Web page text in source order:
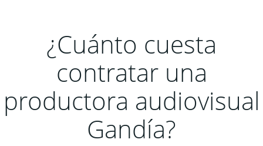
¿Cuánto cuesta
contratar una
productora audiovisual
Gandía?